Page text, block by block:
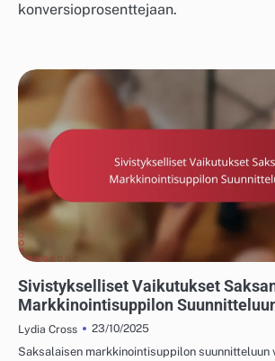
konversioprosenttejaan.
Sivistykselliset Vaikutukset
Markkinointisuppilon
Lydia Cross
23/10/2025
Saksalaisen markkinointisuppilon